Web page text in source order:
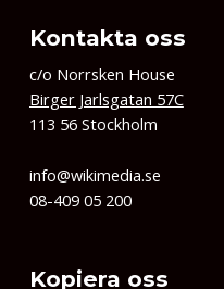
Kontakta oss
c/o Norrsken House
Birger Jarlsgatan 57C
113 56 Stockholm
info@wikimedia.se
08-409 05 200
Kopiera oss